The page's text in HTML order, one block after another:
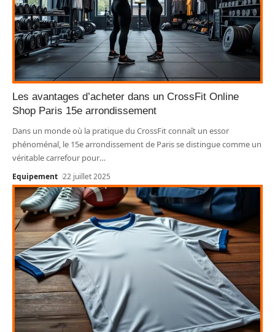
Les avantages d’acheter dans un CrossFit Online
Shop Paris 15e arrondissement
Dans un monde où la pratique du CrossFit connaît un essor
phénoménal, le 15e arrondissement de Paris se distingue comme un
véritable carrefour pour…
Equipement 22 juillet 2025